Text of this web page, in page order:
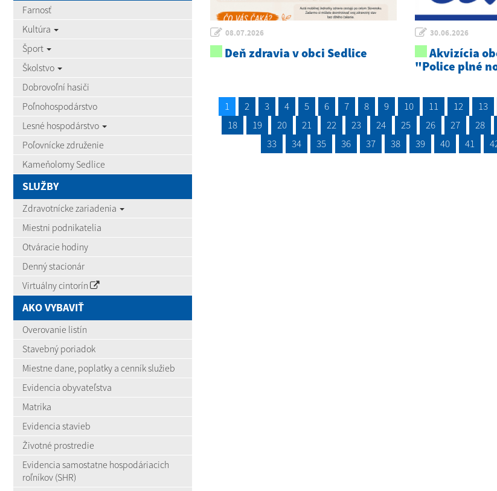
Farnosť
Kultúra
Šport
Školstvo
Dobrovoľní hasiči
Poľnohospodárstvo
Lesné hospodárstvo
Poľovnícke združenie
Kameňolomy Sedlice
SLUŽBY
Zdravotnícke zariadenia
Miestni podnikatelia
Otváracie hodiny
Denný stacionár
Virtuálny cintorín
AKO VYBAVIŤ
Overovanie listín
Stavebný poriadok
Miestne dane, poplatky a cenník služieb
Evidencia obyvateľstva
Matrika
Evidencia stavieb
Životné prostredie
Evidencia samostatne hospodáriacich
roľníkov (SHR)
08.07.2026
Deň zdravia v obci Sedlice
30.06.2026
Akvizícia
"Police plné
1 2 3 4 5 6 7 8 9 10 11 12 13
18
19 20 21 22 23 24 25 26 27 28
33
34 35 36 37 38 39 40 41